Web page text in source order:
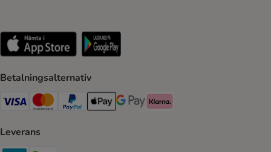
Betalningsalternativ
VISA Payment Method
Mastercard Payment Method
Paypal Payment Method
Apple Pay Payment Method
Google Pay Payment Method
Klarna Payment Method
Leverans